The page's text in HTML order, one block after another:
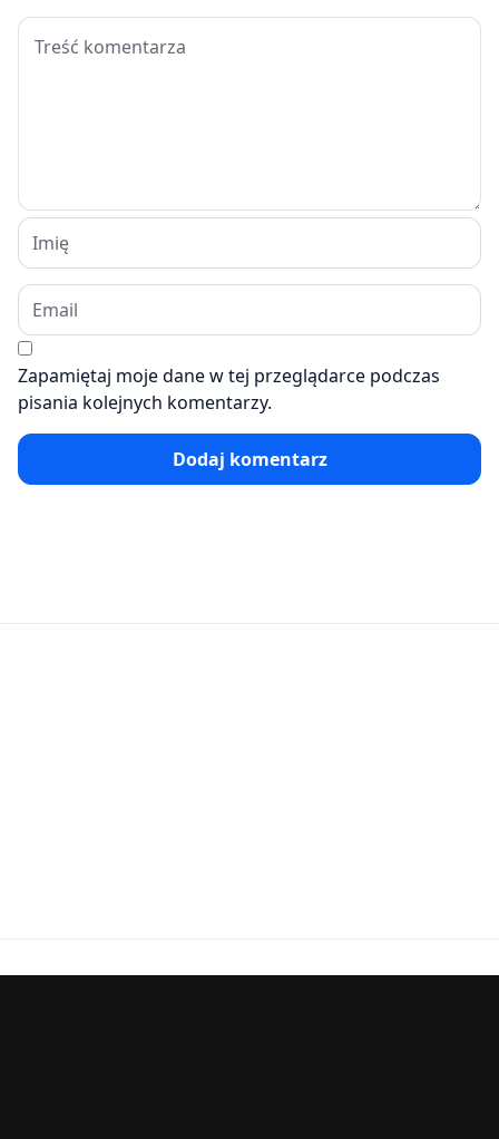
Zapamiętaj moje dane w tej przeglądarce podczas
pisania kolejnych komentarzy.
Dodaj komentarz